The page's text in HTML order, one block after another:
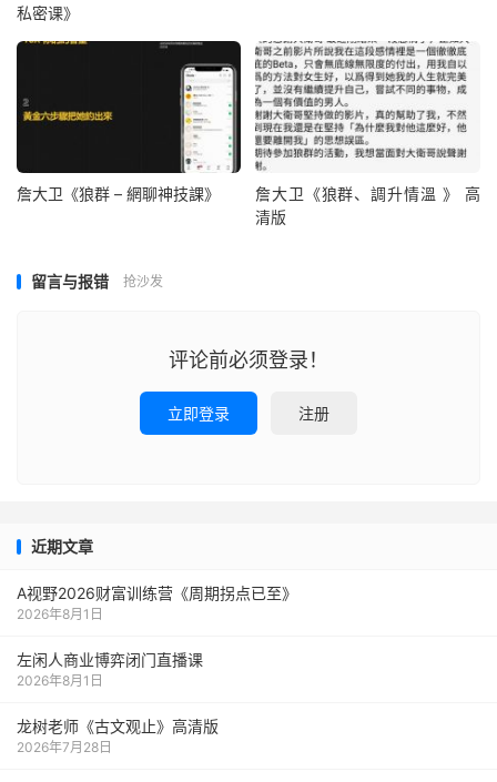
私密课》
詹大卫《狼群 – 網聊神技課》
詹大卫《狼群、調升情‬溫 》 高
清版
留言与报错 抢沙发
评论前必须登录！
立即登录 注册
近期文章
A视野2026财富训练营《周期拐点已至》
2026年8月1日
左闲人商业博弈闭门直播课
2026年8月1日
龙树老师《古文观止》高清版
2026年7月28日